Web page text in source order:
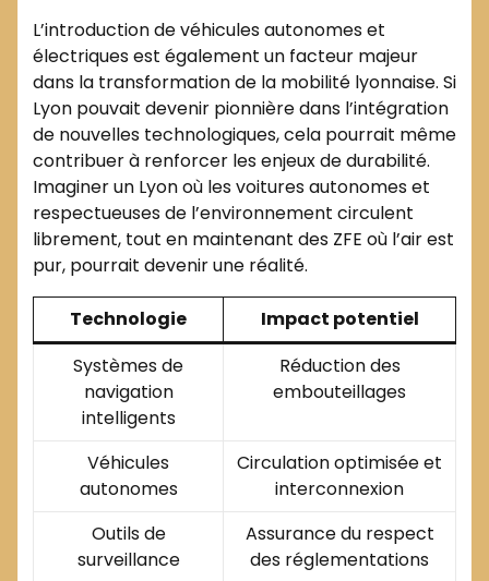
L’introduction de véhicules autonomes et
électriques est également un facteur majeur
dans la transformation de la mobilité lyonnaise. Si
Lyon pouvait devenir pionnière dans l’intégration
de nouvelles technologiques, cela pourrait même
contribuer à renforcer les enjeux de durabilité.
Imaginer un Lyon où les voitures autonomes et
respectueuses de l’environnement circulent
librement, tout en maintenant des ZFE où l’air est
pur, pourrait devenir une réalité.
Technologie
Impact potentiel
Systèmes de
navigation
intelligents
Réduction des
embouteillages
Véhicules
autonomes
Circulation optimisée et
interconnexion
Outils de
surveillance
Assurance du respect
des réglementations